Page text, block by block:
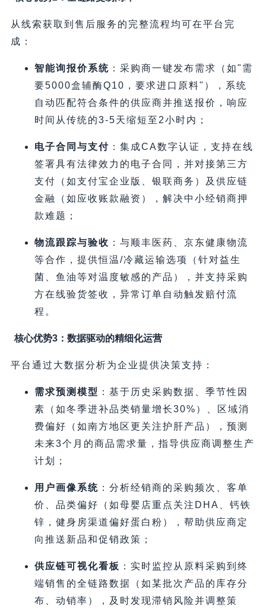
从线索获取到售后服务的完整流程均可在平台完
成：
智能询报价系统 ​：采购商一键发布需求（如"需
要5000盒辅酶Q10，要求进口原料"），系统
自动匹配符合条件的供应商并推送报价，响应
时间从传统的3-5天缩短至2小时内；
电子合同与支付 ​：集成CA数字认证，支持在线
签署具有法律效力的电子合同，并对接第三方
支付（如支付宝企业版、银联商务）及供应链
金融（如应收账款融资），解决中小经销商押
款难题；
物流跟踪与验收 ​：与顺丰医药、京东健康物流
等合作，提供恒温/冷藏运输选项（针对益生
菌、鱼油等对温度敏感的产品），并支持采购
方在线验货签收，异常订单自动触发赔付流
程。
核心优势3：数据驱动的精细化运营
平台通过大数据分析为企业提供决策支持：
需求预测模型 ​：基于历史采购数据、季节性因
素（如冬季进补品类销量增长30%）、区域消
费偏好（如南方地区更关注护肝产品），预测
未来3个月的商品需求量，指导供应商调整生产
计划；
用户画像系统 ​：分析经销商的采购频次、客单
价、品类偏好（如母婴店重点关注DHA、钙铁
锌，健身房渠道偏好蛋白粉），帮助供应商定
向推送新品和促销政策；
供应链可视化看板 ​：实时监控从原料采购到终
端销售的全链路数据（如某批次产品的库存分
布、动销率），及时发现滞销风险并调整策